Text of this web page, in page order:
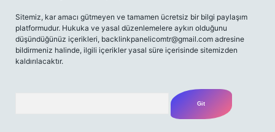
Sitemiz, kar amacı gütmeyen ve tamamen ücretsiz bir bilgi paylaşım
platformudur. Hukuka ve yasal düzenlemelere aykırı olduğunu
düşündüğünüz içerikleri, backlinkpanelicomtr@gmail.com adresine
bildirmeniz halinde, ilgili içerikler yasal süre içerisinde sitemizden
kaldırılacaktır.